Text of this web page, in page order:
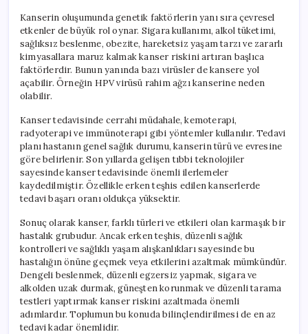
Kanserin oluşumunda genetik faktörlerin yanı sıra çevresel
etkenler de büyük rol oynar. Sigara kullanımı, alkol tüketimi,
sağlıksız beslenme, obezite, hareketsiz yaşam tarzı ve zararlı
kimyasallara maruz kalmak kanser riskini artıran başlıca
faktörlerdir. Bunun yanında bazı virüsler de kansere yol
açabilir. Örneğin HPV virüsü rahim ağzı kanserine neden
olabilir.
Kanser tedavisinde cerrahi müdahale, kemoterapi,
radyoterapi ve immünoterapi gibi yöntemler kullanılır. Tedavi
planı hastanın genel sağlık durumu, kanserin türü ve evresine
göre belirlenir. Son yıllarda gelişen tıbbi teknolojiler
sayesinde kanser tedavisinde önemli ilerlemeler
kaydedilmiştir. Özellikle erken teşhis edilen kanserlerde
tedavi başarı oranı oldukça yüksektir.
Sonuç olarak kanser, farklı türleri ve etkileri olan karmaşık bir
hastalık grubudur. Ancak erken teşhis, düzenli sağlık
kontrolleri ve sağlıklı yaşam alışkanlıkları sayesinde bu
hastalığın önüne geçmek veya etkilerini azaltmak mümkündür.
Dengeli beslenmek, düzenli egzersiz yapmak, sigara ve
alkolden uzak durmak, güneşten korunmak ve düzenli tarama
testleri yaptırmak kanser riskini azaltmada önemli
adımlardır. Toplumun bu konuda bilinçlendirilmesi de en az
tedavi kadar önemlidir.